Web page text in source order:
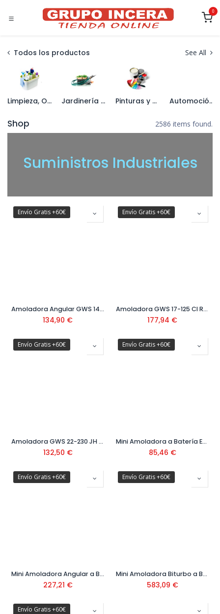
0
Todos los productos See All
Limpieza, Organización y Menaje Jardinería y Maquinaria Forestal Pinturas y Tratamiento de Paredes Automoción y Lubricantes
Shop 2586 items found.
Suministros Industriales
Envío Gratis +60€
Amoladora Angular GWS 1400 Ref: 0601 824 800
134,90 €
Envío Gratis +60€
Amoladora GWS 17-125 CI Ref: 060179G002
177,94 €
Envío Gratis +60€
Amoladora GWS 22-230 JH 230 mm Ref. 0.601.8C1.300
132,50 €
Envío Gratis +60€
Mini Amoladora a Batería Easy Cut&Grind Ref: 0603 9D2 000
85,46 €
Envío Gratis +60€
Mini Amoladora Angular a Batería GWS 12V-76 Ref: 0601 9F2 00B
227,21 €
Envío Gratis +60€
Mini Amoladora Biturbo a Batería GWS 18V-15SC Ref: 06019H6101
583,09 €
Envío Gratis +60€